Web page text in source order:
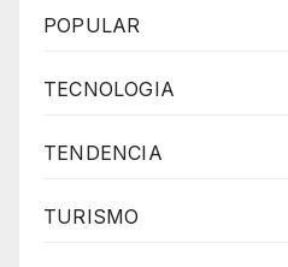
POPULAR
TECNOLOGIA
TENDENCIA
TURISMO